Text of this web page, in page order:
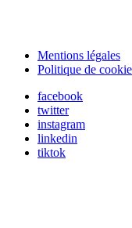
Mentions légales
Politique de
facebook
twitter
instagram
linkedin
tiktok